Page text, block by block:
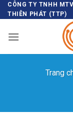
Bỏ
qua
dung
CÔNG TY TNHH
THIÊN PHÁT (TTP)
Trang